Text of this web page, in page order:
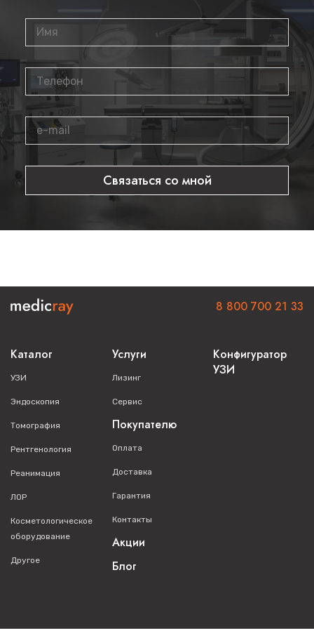
Где приобрести
Купить оригинальный конвексный датчикC1-5-Dвы можете
в нашем интернет-магазине. Мы предлагаем
сертифицированное оборудование с гарантией качества.
Для оформления заказа или получения консультации
звоните по телефону
Связаться со мной
Каталог
УЗИ
Эндоскопия
Томография
Рентгенология
Реанимация
ЛОР
Косметологическое
оборудование
Другое
Услуги
Лизинг
Сервис
Покупателю
Оплата
Доставка
Гарантия
Контакты
Акции
Блог
Конфигуратор
УЗИ
8 800 700 21 33